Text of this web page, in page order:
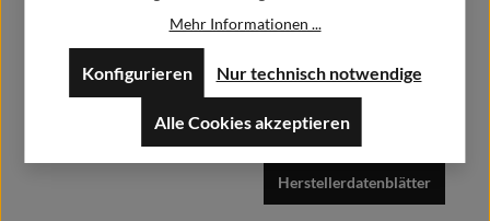
Weisweilerstr.20-22
Herstellerdatenblätter
Mehr Informationen ...
Nur technisch notwendige
Konfigurieren
Alle Cookies akzeptieren